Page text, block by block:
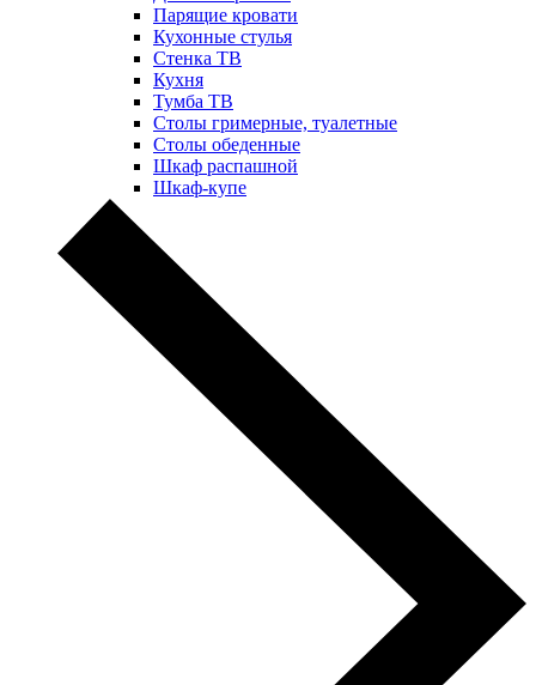
Парящие кровати
Кухонные стулья
Стенка ТВ
Кухня
Тумба ТВ
Столы гримерные, туалетные
Столы обеденные
Шкаф распашной
Шкаф-купе